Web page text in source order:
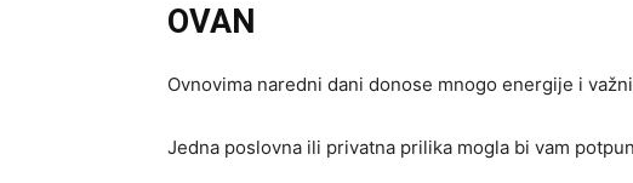
OVAN
Ovnovima naredni dani donose mnogo energije i
Jedna poslovna ili privatna prilika mogla bi vam